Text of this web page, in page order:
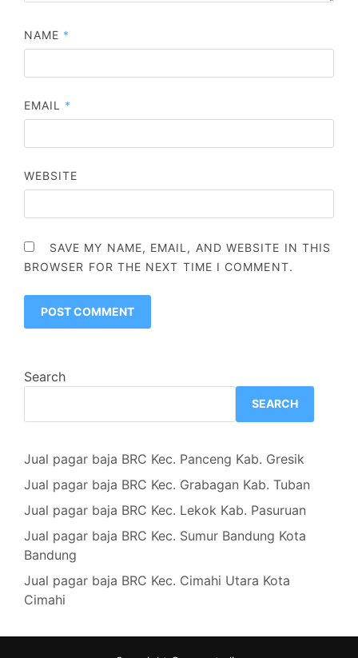
NAME *
EMAIL *
WEBSITE
SAVE MY NAME, EMAIL, AND WEBSITE IN THIS
BROWSER FOR THE NEXT TIME I COMMENT.
Search
SEARCH
Jual pagar baja BRC Kec. Panceng Kab. Gresik
Jual pagar baja BRC Kec. Grabagan Kab. Tuban
Jual pagar baja BRC Kec. Lekok Kab. Pasuruan
Jual pagar baja BRC Kec. Sumur Bandung Kota
Bandung
Jual pagar baja BRC Kec. Cimahi Utara Kota
Cimahi